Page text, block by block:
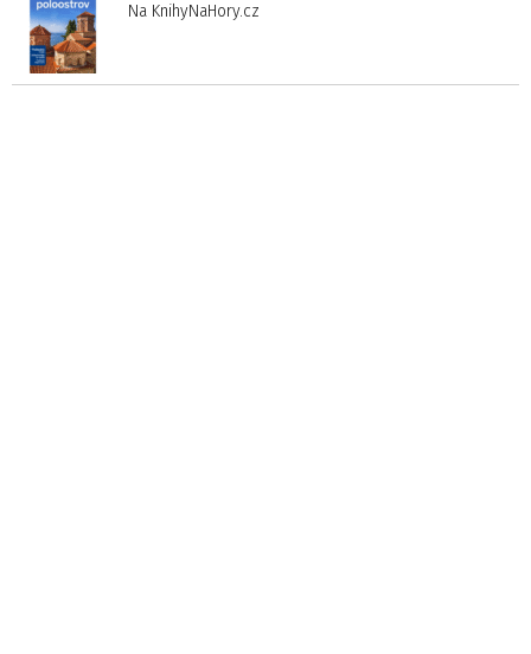
Na KnihyNaHory.cz